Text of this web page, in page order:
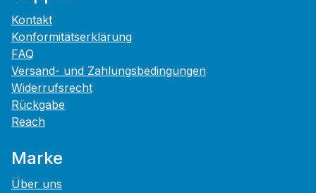
Kontakt
Konformitätserklärung
FAQ
Versand- und Zahlungsbedingungen
Widerrufsrecht
Rückgabe
Reach
Marke
Über uns